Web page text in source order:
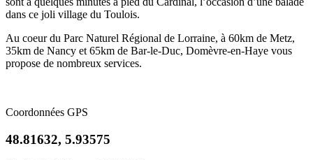
dans ce joli village du Toulois.
Au coeur du Parc Naturel Régional de Lorraine, à 60km de Metz,
35km de Nancy et 65km de Bar-le-Duc, Domèvre-en-Haye vous
propose de nombreux services.
Coordonnées GPS
48.81632, 5.93575